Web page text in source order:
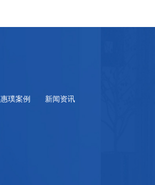
惠璞案例 新闻资讯